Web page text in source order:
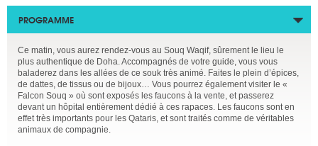
PROGRAMME
Ce matin, vous aurez rendez-vous au Souq Waqif, sûrement le lieu le
plus authentique de Doha. Accompagnés de votre guide, vous vous
baladerez dans les allées de ce souk très animé. Faites le plein d’épices,
de dattes, de tissus ou de bijoux… Vous pourrez également visiter le «
Falcon Souq » où sont exposés les faucons à la vente, et passerez
devant un hôpital entièrement dédié à ces rapaces. Les faucons sont en
effet très importants pour les Qataris, et sont traités comme de véritables
animaux de compagnie.